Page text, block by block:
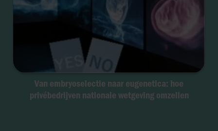
Van embryoselectie naar eugenetica: hoe
privébedrijven nationale wetgeving omzeilen